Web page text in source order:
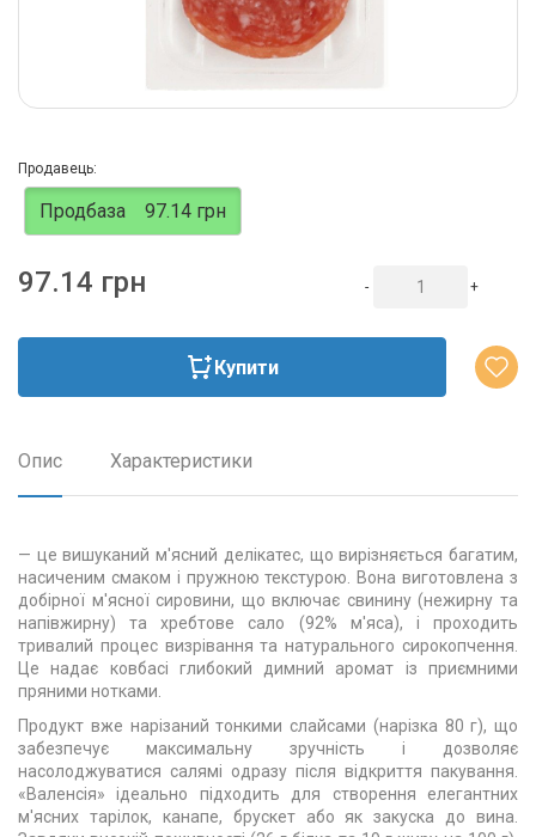
Продавець:
Продбаза 97.14 грн
97.14 грн - +
Купити
Опис Характеристики
— це вишуканий м'ясний делікатес, що вирізняється багатим,
насиченим смаком і пружною текстурою. Вона виготовлена з
добірної м'ясної сировини, що включає свинину (нежирну та
напівжирну) та хребтове сало (92% м'яса), і проходить
тривалий процес визрівання та натурального сирокопчення.
Це надає ковбасі глибокий димний аромат із приємними
пряними нотками.
Продукт вже нарізаний тонкими слайсами (нарізка 80 г), що
забезпечує максимальну зручність і дозволяє
насолоджуватися салямі одразу після відкриття пакування.
«Валенсія» ідеально підходить для створення елегантних
м'ясних тарілок, канапе, брускет або як закуска до вина.